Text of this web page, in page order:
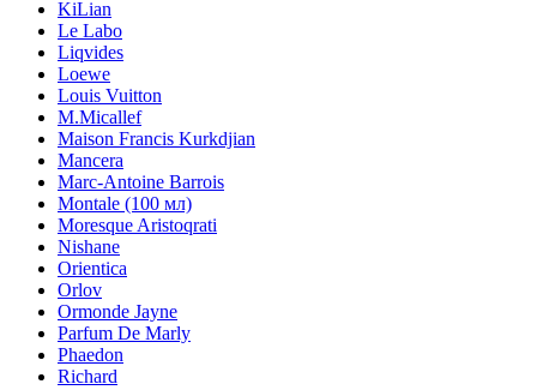
KiLian
Le Labo
Liqvides
Loewe
Louis Vuitton
M.Micallef
Maison Francis Kurkdjian
Mancera
Marc-Antoine Barrois
Montale (100 мл)
Moresque Aristoqrati
Nishane
Orientica
Orlov
Ormonde Jayne
Parfum De Marly
Phaedon
Richard